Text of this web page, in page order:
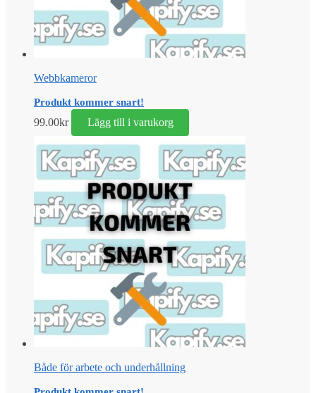
Webbkameror
Produkt kommer snart!
99.00kr Lägg till i varukorg
Både för arbete och underhållning